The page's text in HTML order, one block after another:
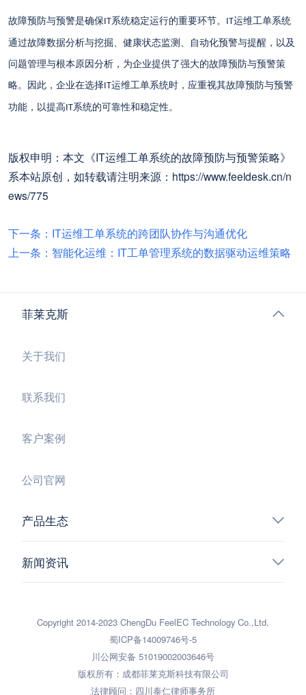
故障预防与预警是确保IT系统稳定运行的重要环节。 IT运维工单系统
通过故障数据分析与挖掘、健康状态监测、自动化预警与提醒，以及
问题管理与根本原因分析，为企业提供了强大的故障预防与预警策
略。因此，企业在选择IT运维工单系统时，应重视其故障预防与预警
功能，以提高IT系统的可靠性和稳定性。
版权申明：本文《IT运维工单系统的故障预防与预警策略》
系本站原创，如转载请注明来源：https://www.feeldesk.cn/n
ews/775
下一条：IT运维工单系统的跨团队协作与沟通优化
上一条：智能化运维：IT工单管理系统的数据驱动运维策略
菲莱克斯
关于我们
联系我们
客户案例
公司官网
产品生态
新闻资讯
Copyright 2014-2023 ChengDu FeelEC Technology Co.,Ltd.
蜀ICP备14009746号-5
川公网安备 51019002003646号
版权所有：成都菲莱克斯科技有限公司
法律顾问：四川泰仁律师事务所